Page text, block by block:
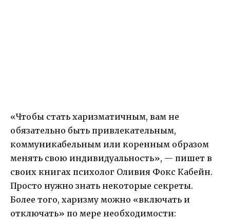
«Чтобы стать харизматичным, вам не
обязательно быть привлекательным,
коммуникабельным или коренным образом
менять свою индивидуальность», — пишет в
своих книгах психолог Оливия Фокс Кабейн.
Просто нужно знать некоторые секреты.
Более того, харизму можно «включать и
отключать» по мере необходимости: